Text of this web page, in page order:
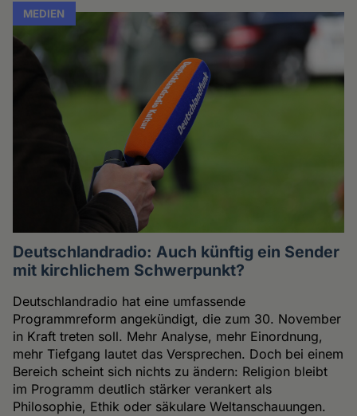
MEDIEN
Deutschlandradio: Auch künftig ein Sender
mit kirchlichem Schwerpunkt?
Deutschlandradio hat eine umfassende
Programmreform angekündigt, die zum 30. November
in Kraft treten soll. Mehr Analyse, mehr Einordnung,
mehr Tiefgang lautet das Versprechen. Doch bei einem
Bereich scheint sich nichts zu ändern: Religion bleibt
im Programm deutlich stärker verankert als
Philosophie, Ethik oder säkulare Weltanschauungen.